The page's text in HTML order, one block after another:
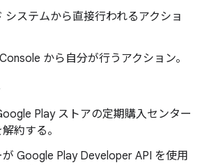
システムから直接行われるアクショ
から自分が行うアクション。
Play ストアの定期購入センター
約する。
Google Play Developer API を使用